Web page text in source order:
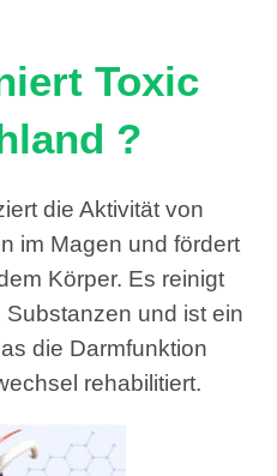
Toxic
?
die Aktivität von
im Magen und fördert
Körper. Es reinigt
und ist ein
die Darmfunktion
rehabilitiert.